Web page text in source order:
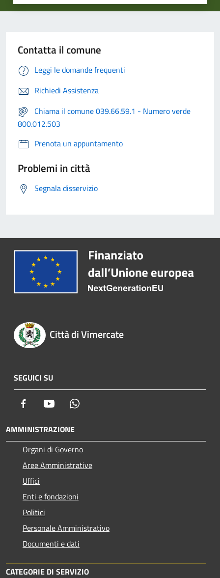
Contatta il comune
Leggi le domande frequenti
Richiedi Assistenza
Chiama il comune 039.66.59.1 - Numero verde
800.012.503
Prenota un appuntamento
Problemi in città
Segnala disservizio
Città di Vimercate
SEGUICI SU
Facebook Youtube
AMMINISTRAZIONE
Organi di Governo
Aree Amministrative
Uffici
Enti e fondazioni
Politici
Personale Amministrativo
Documenti e dati
CATEGORIE DI SERVIZIO